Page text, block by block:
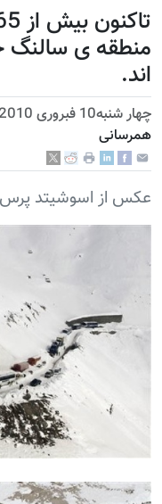
منطقه ی سالنگ
اند.
چهار شنبه10 فبروری 2010
همرسانی
عکس از اسوشیتد پرس